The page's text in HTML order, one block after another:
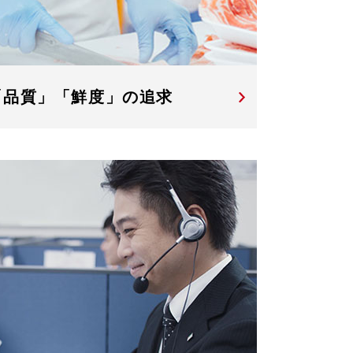
質」「鮮度」の追求